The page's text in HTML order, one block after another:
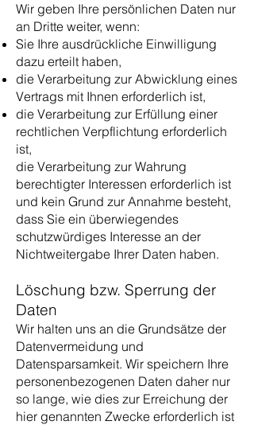
Wir geben Ihre persönlichen Daten nur
an Dritte weiter, wenn:
Sie Ihre ausdrückliche Einwilligung
dazu erteilt haben,
die Verarbeitung zur Abwicklung eines
Vertrags mit Ihnen erforderlich ist,
die Verarbeitung zur Erfüllung einer
rechtlichen Verpflichtung erforderlich
ist,
die Verarbeitung zur Wahrung
berechtigter Interessen erforderlich ist
und kein Grund zur Annahme besteht,
dass Sie ein überwiegendes
schutzwürdiges Interesse an der
Nichtweitergabe Ihrer Daten haben.
Löschung bzw. Sperrung der
Daten
Wir halten uns an die Grundsätze der
Datenvermeidung und
Datensparsamkeit. Wir speichern Ihre
personenbezogenen Daten daher nur
so lange, wie dies zur Erreichung der
hier genannten Zwecke erforderlich ist